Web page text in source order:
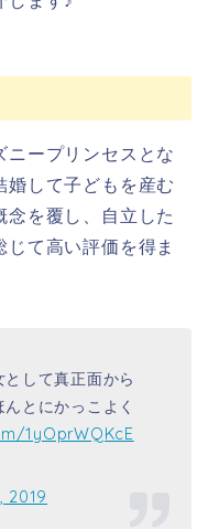
ニープリンセスとな
婚して子どもを産む
念を覆し、自立した
て高い評価を得ま
して真正面から
とにかっこよく
1yOprWQKcE
2019